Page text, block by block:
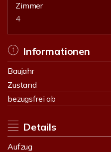
Zimmer
4
Informationen
Baujahr
Zustand
bezugsfrei ab
Details
Aufzug